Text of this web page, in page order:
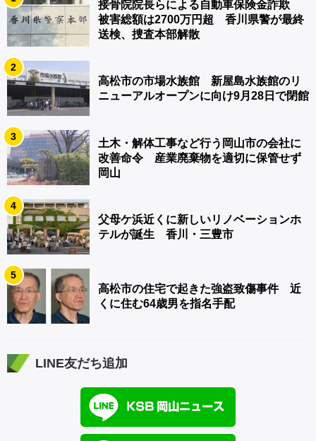
接骨院院長らによる自動車保険金詐欺
被害総額は2700万円超 香川県警が最終
送検、捜査本部解散
2
高松市の市場水族館 新屋島水族館のリ
ニューアルオープンに向け9月28日で閉館
3
土木・解体工事など行う岡山市の会社に
改善命令 産業廃棄物を適切に保管せず
岡山
4
父母ケ浜近くに新しいリノベーションホ
テルが誕生 香川・三豊市
5
高松市の住宅で起きた強盗致傷事件 近
くに住む64歳男を指名手配
LINE友だち追加